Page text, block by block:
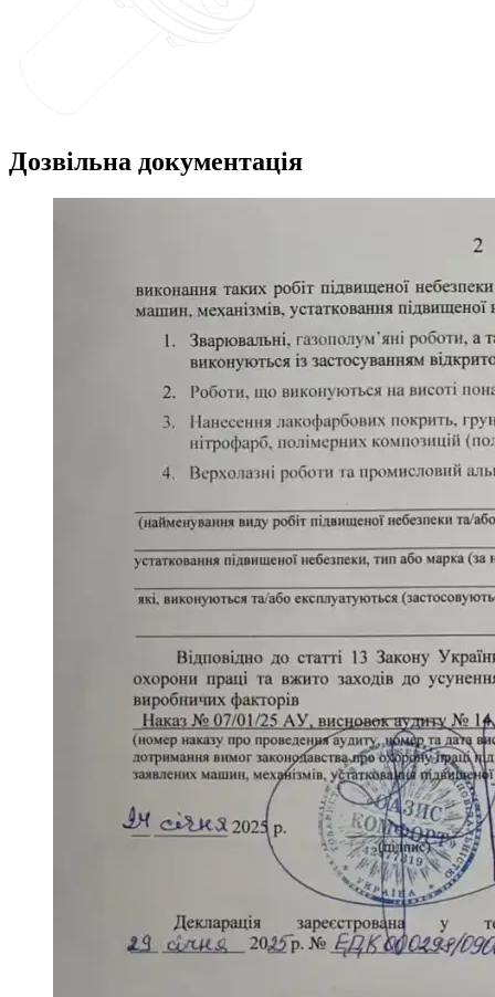
Дозвільна документація